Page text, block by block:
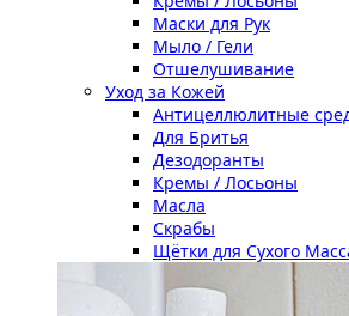
Маски для Рук
Мыло / Гели
Отшелушивание
Уход за Кожей
Антицеллюлитные
Для Бритья
Дезодоранты
Кремы / Лосьоны
Масла
Скрабы
Щётки для Сухого